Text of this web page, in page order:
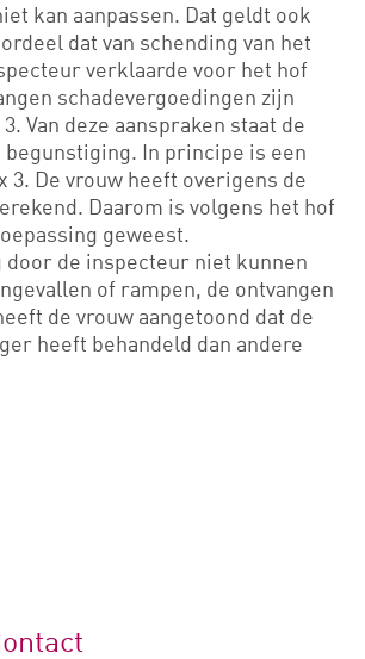
kan aanpassen. Dat geldt ook
dat van schending van het
verklaarde voor het hof
schadevergoedingen zijn
Van deze aanspraken staat de
begunstiging. In principe is een
3. De vrouw heeft overigens de
Daarom is volgens het hof
geweest.
de inspecteur niet kunnen
of rampen, de ontvangen
de vrouw aangetoond dat de
heeft behandeld dan andere